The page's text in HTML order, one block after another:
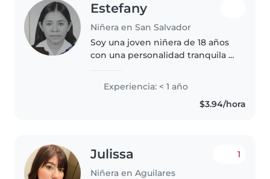
Estefany
Niñera en San Salvador
Soy una joven niñera de 18 años
con una personalidad tranquila y
mucha experiencia, me apasiona
trabajar con niños y estoy
ansiosa por aprender y crecer..
Experiencia: < 1 año
$3.94/hora
Julissa
Niñera en Aguilares
1